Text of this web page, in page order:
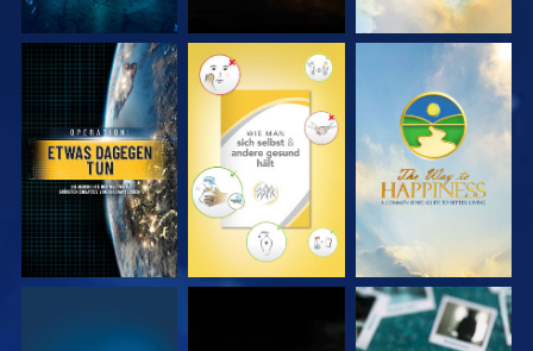
ANSEHEN ANSEHEN ANSEHEN